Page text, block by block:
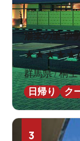
湯楽の里 伊
★★★★★
群馬県 / 桐生
日帰り
ク
3